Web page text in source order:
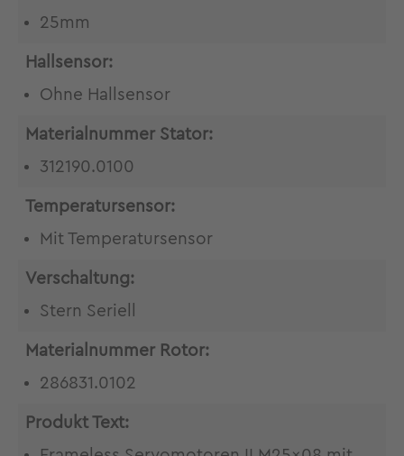
25mm
Hallsensor:
Ohne Hallsensor
Materialnummer Stator:
312190.0100
Temperatursensor:
Mit Temperatursensor
Verschaltung:
Stern Seriell
Materialnummer Rotor:
286831.0102
Produkt Text: